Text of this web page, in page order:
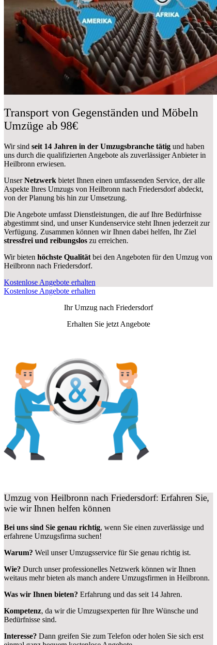
Transport von Gegenständen und Möbeln
Umzüge ab 98€
Wir sind seit 14 Jahren in der Umzugsbranche tätig und haben
uns durch die qualifizierten Angebote als zuverlässiger Anbieter in
Heilbronn erwiesen.
UnserNetzwerk bietet Ihnen einen umfassenden Service, der alle
Aspekte Ihres Umzugs von Heilbronn nach Friedersdorf abdeckt,
von der Planung bis hin zur Umsetzung.
Die Angebote umfasst Dienstleistungen, die auf Ihre Bedürfnisse
abgestimmt sind, und unser Kundenservice steht Ihnen jederzeit zur
Verfügung. Zusammen können wir Ihnen dabei helfen, Ihr Ziel
stressfrei und reibungslos zu erreichen.
Wir bieten höchste Qualität bei den Angeboten für den Umzug von
Heilbronn nach Friedersdorf.
Kostenlose Angebote erhalten
Kostenlose Angebote erhalten
Ihr Umzug nach Friedersdorf
Erhalten Sie jetzt Angebote
Umzug von Heilbronn nach Friedersdorf: Erfahren Sie,
wie wir Ihnen helfen können
Bei uns sind Sie genau richtig, wenn Sie einen zuverlässige und
erfahrene Umzugsfirma suchen!
Warum? Weil unser Umzugsservice für Sie genau richtig ist.
Wie? Durch unser professionelles Netzwerk können wir Ihnen
weitaus mehr bieten als manch andere Umzugsfirmen in Heilbronn.
Was wir Ihnen bieten? Erfahrung und das seit 14 Jahren.
Kompetenz, da wir die Umzugsexperten für Ihre Wünsche und
Bedürfnisse sind.
Interesse? Dann greifen Sie zum Telefon oder holen Sie sich erst